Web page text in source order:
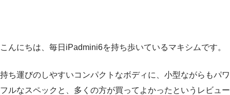
こんにちは、毎日iPadmini6を持ち歩いているマキシムです。
持ち運びのしやすいコンパクトなボディに、小型ながらもパワ
フルなスペックと、多くの方が買ってよかったというレビュー